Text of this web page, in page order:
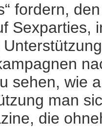
fordern,
Sexparties,
sehen, wie
man
die